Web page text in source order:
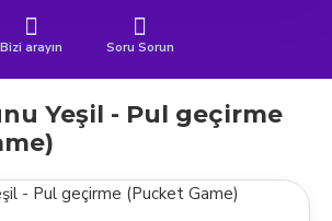
Bizi arayın Soru Sorun
Yeşil - Pul geçirme